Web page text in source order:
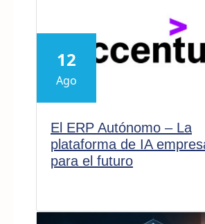
12
Ago
El ERP Autónomo – La
plataforma de IA
para el futuro